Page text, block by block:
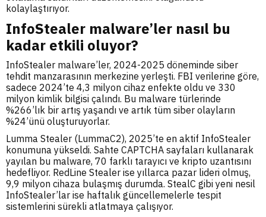
kolaylaştırıyor.
InfoStealer malware’ler nasıl bu
kadar etkili oluyor?
InfoStealer malware’ler, 2024-2025 döneminde siber
tehdit manzarasının merkezine yerleşti. FBI verilerine göre,
sadece 2024’te 4,3 milyon cihaz enfekte oldu ve 330
milyon kimlik bilgisi çalındı. Bu malware türlerinde
%266’lık bir artış yaşandı ve artık tüm siber olayların
%24’ünü oluşturuyorlar.
Lumma Stealer (LummaC2), 2025’te en aktif InfoStealer
konumuna yükseldi. Sahte CAPTCHA sayfaları kullanarak
yayılan bu malware, 70 farklı tarayıcı ve kripto uzantısını
hedefliyor. RedLine Stealer ise yıllarca pazar lideri olmuş,
9,9 milyon cihaza bulaşmış durumda. StealC gibi yeni nesil
InfoStealer’lar ise haftalık güncellemelerle tespit
sistemlerini sürekli atlatmaya çalışıyor.